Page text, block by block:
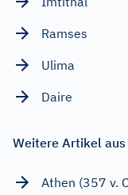
Ramses
Ulima
Daire
Weitere Artikel
Athen (357 v.